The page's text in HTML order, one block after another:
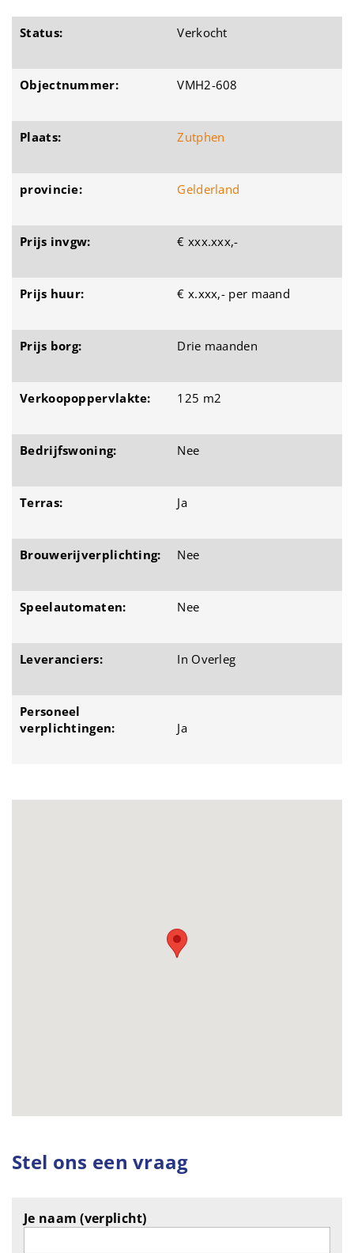
Status: Verkocht
Objectnummer: VMH2-608
Plaats: Zutphen
provincie: Gelderland
Prijs invgw: € xxx.xxx,-
Prijs huur: € x.xxx,- per maand
Prijs borg: Drie maanden
Verkoopoppervlakte: 125 m2
Bedrijfswoning: Nee
Terras: Ja
Brouwerijverplichting: Nee
Speelautomaten: Nee
Leveranciers: In Overleg
Personeel
verplichtingen:
Ja
Stel ons een vraag
Je naam (verplicht)